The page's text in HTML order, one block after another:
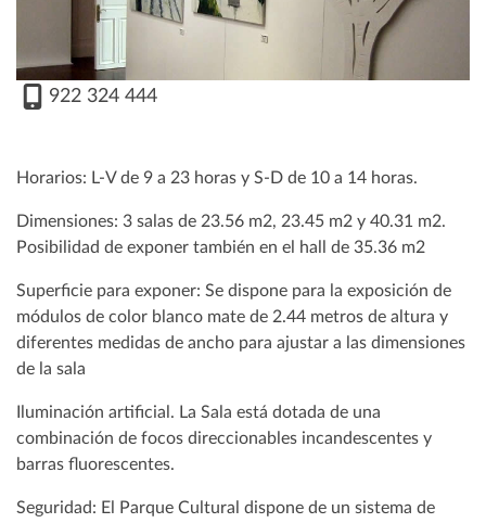
922 324 444
Horarios: L-V de 9 a 23 horas y S-D de 10 a 14 horas.
Dimensiones: 3 salas de 23.56 m2, 23.45 m2 y 40.31 m2.
Posibilidad de exponer también en el hall de 35.36 m2
Superficie para exponer: Se dispone para la exposición de
módulos de color blanco mate de 2.44 metros de altura y
diferentes medidas de ancho para ajustar a las dimensiones
de la sala
Iluminación artificial. La Sala está dotada de una
combinación de focos direccionables incandescentes y
barras fluorescentes.
Seguridad: El Parque Cultural dispone de un sistema de